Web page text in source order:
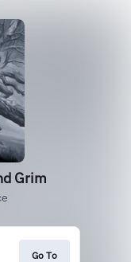
Grim
Go To